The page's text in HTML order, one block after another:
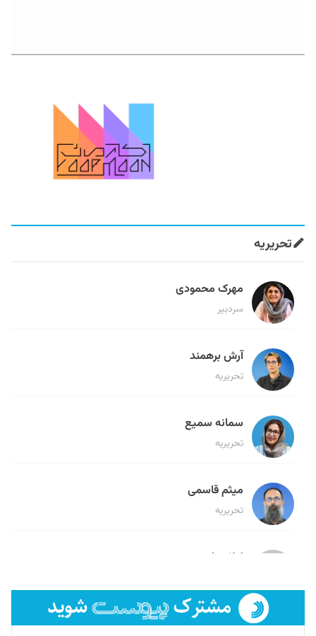
تحریریه
مهرک محمودی
سردبیر
آرش برهمند
تحریریه
سمانه سمیع
تحریریه
میثم قاسمی
تحریریه
لیلا حنارود
فائزه فتحی رستمی